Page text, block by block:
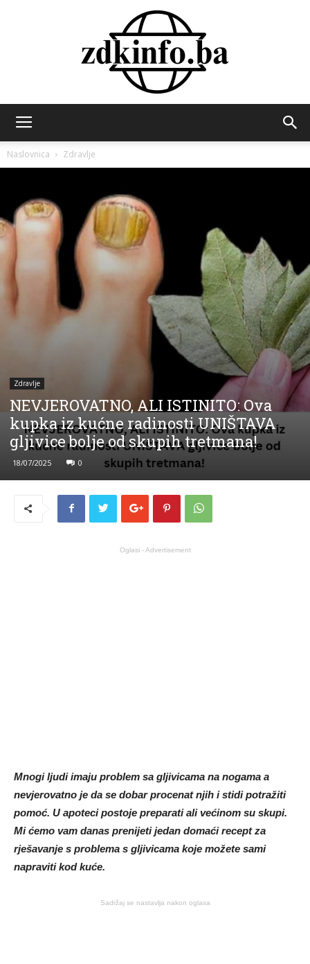
Naslovnica Zdravlje
Zdravlje
NEVJEROVATNO, ALI ISTINITO: Ova
kupka iz kućne radinosti UNIŠTAVA
gljivice bolje od skupih tretmana!
18/07/2025 0
Oglasi - Advertisement
Mnogi ljudi imaju problem sa gljivicama na nogama a
nevjerovatno je da se dobar procenat njih i stidi potražiti
pomoć. U apoteci postoje preparati ali većinom su skupi.
Mi ćemo vam danas prenijeti jedan domaći recept za
rješavanje s problema s gljivicama koje možete sami
napraviti kod kuće.
Sadržaj se nastavlja nakon oglasa